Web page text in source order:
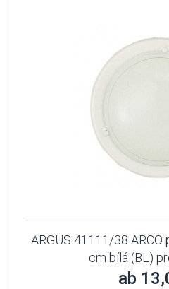
ARGUS 41111/38
cm bílá (BL)
ab